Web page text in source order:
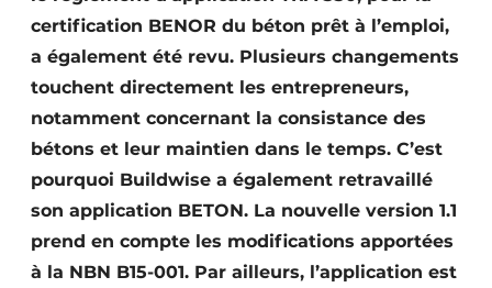
certification BENOR du béton prêt à l’emploi,
a également été revu. Plusieurs changements
touchent directement les entrepreneurs,
notamment concernant la consistance des
bétons et leur maintien dans le temps. C’est
pourquoi Buildwise a également retravaillé
son application BETON. La nouvelle version 1.1
prend en compte les modifications apportées
à la NBN B15-001. Par ailleurs, l’application est